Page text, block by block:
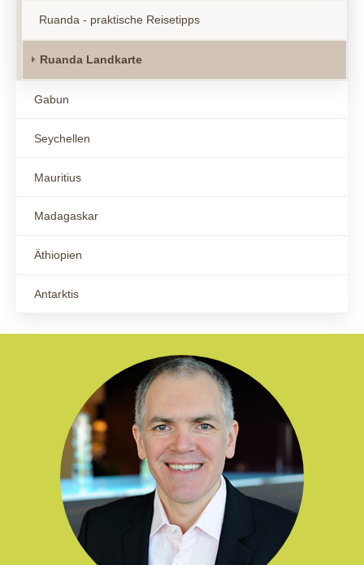
Ruanda - praktische Reisetipps
Ruanda Landkarte
Gabun
Seychellen
Mauritius
Madagaskar
Äthiopien
Antarktis